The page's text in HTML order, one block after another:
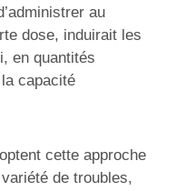
au
dose, induirait les
en quantités
capacité
cette approche
de troubles,